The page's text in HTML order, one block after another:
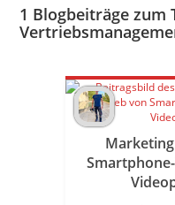
1 Blogbeiträge zum